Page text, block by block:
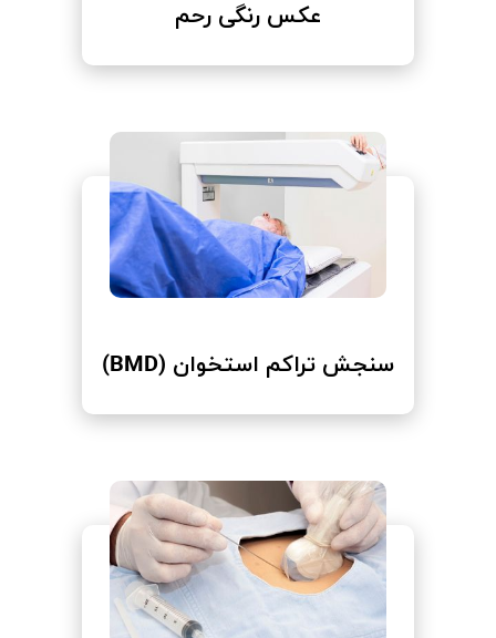
عکس رنگی رحم
سنجش تراکم استخوان (BMD)